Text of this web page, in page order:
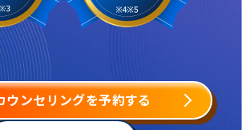
ウンセリングを予約する